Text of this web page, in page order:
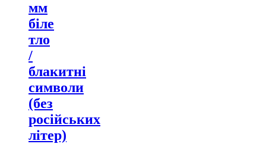
мм
біле
тло
/
блакитні
символи
(без
російських
літер)